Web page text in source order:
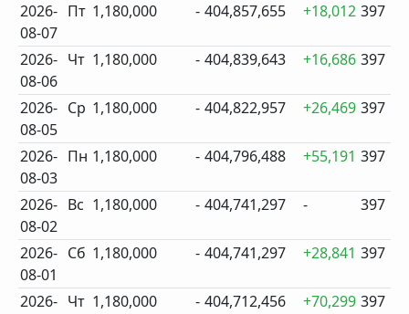
2026-
08-07
Пт 1,180,000 - 404,857,655 +18,012 397
2026-
08-06
Чт 1,180,000 - 404,839,643 +16,686 397
2026-
08-05
Ср 1,180,000 - 404,822,957 +26,469 397
2026-
08-03
Пн 1,180,000 - 404,796,488 +55,191 397
2026-
08-02
Вс 1,180,000 - 404,741,297 - 397
2026-
08-01
Сб 1,180,000 - 404,741,297 +28,841 397
2026- Чт 1,180,000 - 404,712,456 +70,299 397